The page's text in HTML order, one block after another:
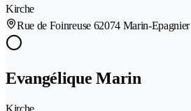
Kirche
Rue de Foinreuse 62074 Marin-Epagnier
Evangélique Marin
Kirche